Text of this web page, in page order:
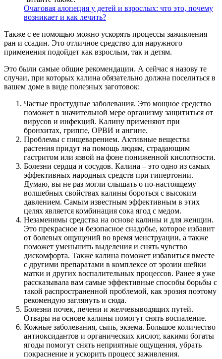
Очаговая алопеция у детей и взрослых: что это, почему
возникает и как лечить?
Также с ее помощью можно ускорять процессы заживления
ран и ссадин. Это отличное средство для наружного
применения подойдет как взрослым, так и детям.
Это были самые общие рекомендации. А сейчас я назову те
случаи, при которых калина обязательно должна поселиться в
вашем доме в виде полезных заготовок:
Частые простудные заболевания. Это мощное средство
поможет в значительной мере организму защититься от
вирусов и инфекций. Калину применяют при
бронхитах, гриппе, ОРВИ и ангине.
Проблемы с пищеварением. Активные вещества
растения придут на помощь людям, страдающим
гастритом или язвой на фоне пониженной кислотности.
Болезни сердца и сосудов. Калина – это одно из самых
эффективных народных средств при гипертонии.
Думаю, вы не раз могли слышать о по-настоящему
волшебных свойствах калины бороться с высоким
давлением. Самым известным эффективным в этих
целях является комбинация сока ягод с медом.
Незаменимы средства на основе калины и для женщин.
Это прекрасное и безопасное снадобье, которое избавит
от болевых ощущений во время менструации, а также
поможет уменьшить выделения и снять чувство
дискомфорта. Также калина поможет избавиться вместе
с другими препаратами в комплексе от эрозии шейки
матки и других воспалительных процессов. Ранее я уже
рассказывала вам самые эффективные способы борьбы с
такой распространенной проблемой, как эрозия поэтому
рекомендую заглянуть и сюда.
Болезни почек, печени и желчевыводящих путей.
Отвары на основе калины помогут снять воспаление.
Кожные заболевания, сыпь, экзема. Большое количество
антиоксидантов и органических кислот, какими богаты
ягоды помогут снять неприятные ощущения, убрать
покраснение и ускорить процесс заживления.